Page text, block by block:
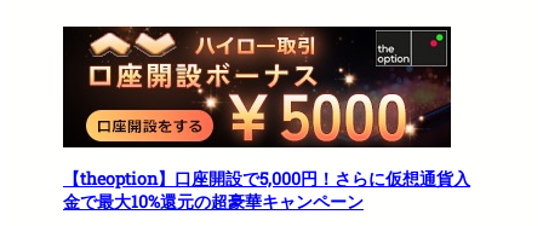
【theoption】口座開設で5,000円！さらに仮想通貨入
金で最大10%還元の超豪華キャンペーン